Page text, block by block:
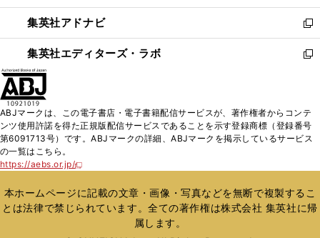
開
く
ウ
で
開
く
ン
ド
ウ
で
ウ
ィ
ン
ド
く
集英社アドナビ
新
し
い
ド
ウ
で
集英社エディターズ・ラボ
新
ィ
ン
開
く
ABJマークは、この電子書店・電子書籍配信サービスが、著作権者からコンテ
ンツ使用許諾を得た正規版配信サービスであることを示す登録商標（登録番号
第6091713号）です。ABJマークの詳細、ABJマークを掲示しているサービス
の一覧はこちら。
https://aebs.or.jp/
新
い
ウ
ィ
本ホームページに記載の文章・画像・写真などを無断で複製するこ
とは法律で禁じられています。全ての著作権は株式会社 集英社に帰
属します。